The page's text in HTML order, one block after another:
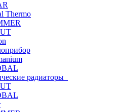
Thermo
радиаторы